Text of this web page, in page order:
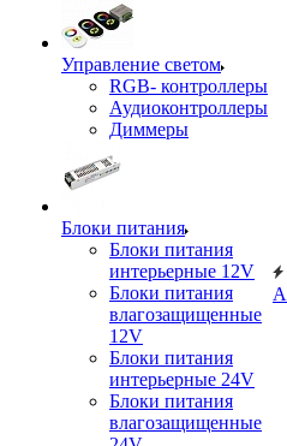
Управление светом
RGB- контроллеры
Аудиоконтроллеры
Диммеры
Блоки питания
Блоки питания
интерьерные 12V
Блоки питания
влагозащищенные
12V
Блоки питания
интерьерные 24V
Блоки питания
влагозащищенные